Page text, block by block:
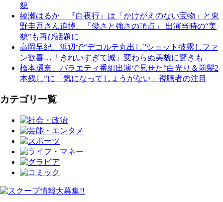
貌
綾瀬はるか 『白夜行』は「かけがえのない宝物」と東
野圭吾さん追悼、「儚さと強さの頂点」 出演当時の“美
貌”も再び話題に
高岡早紀、浜辺で“デコルテ丸出し”ショット披露しファ
ン歓喜…「きれいすぎて滅」変わらぬ美貌に驚きも
橋本環奈、バラエティ番組出演で見せた“白光り＆前髪2
本残し”に「気になってしょうがない」視聴者の注目
カテゴリ一覧